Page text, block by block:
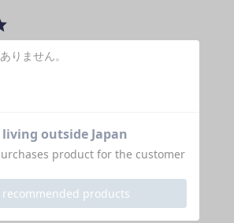
りません。